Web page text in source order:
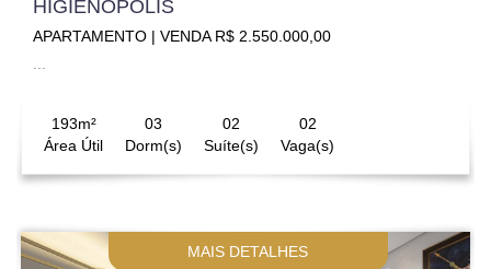
HIGIENÓPOLIS
APARTAMENTO | VENDA R$ 2.550.000,00
193m²
Área Útil
03
Dorm(s)
02
Suíte(s)
02
Vaga(s)
MAIS DETALHES